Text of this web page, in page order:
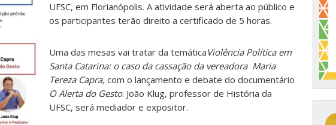
UFSC, em Florianópolis. A atividade será aberta ao público e
os participantes terão direito a certificado de 5 horas.
Uma das mesas vai tratar da temáticaViolência Política em
Santa Catarina: o caso da cassação da vereadora Maria
Tereza Capra, com o lançamento e debate do documentário
O Alerta do Gesto. João Klug, professor de História da
UFSC, será mediador e expositor.